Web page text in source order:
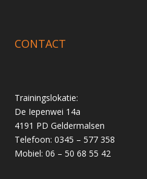
CONTACT
Trainingslokatie:
De Iepenwei 14a
4191 PD Geldermalsen
Telefoon: 0345 – 577 358
Mobiel: 06 – 50 68 55 42